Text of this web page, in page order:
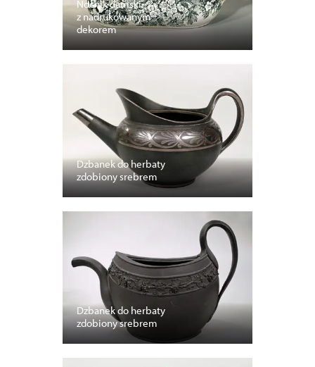
Nocnik damski
z nadrukowanym
dekorem
Dzbanek do herbaty
zdobiony srebrem
Dzbanek do herbaty
zdobiony srebrem